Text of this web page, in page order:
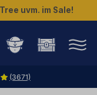
uvm. im Sale!
(3671)